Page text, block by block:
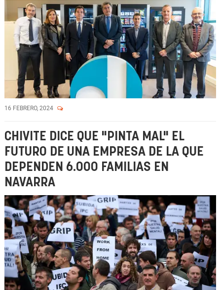
16 FEBRERO, 2024
CHIVITE DICE QUE "PINTA MAL" EL
FUTURO DE UNA EMPRESA DE LA QUE
DEPENDEN 6.000 FAMILIAS EN
NAVARRA